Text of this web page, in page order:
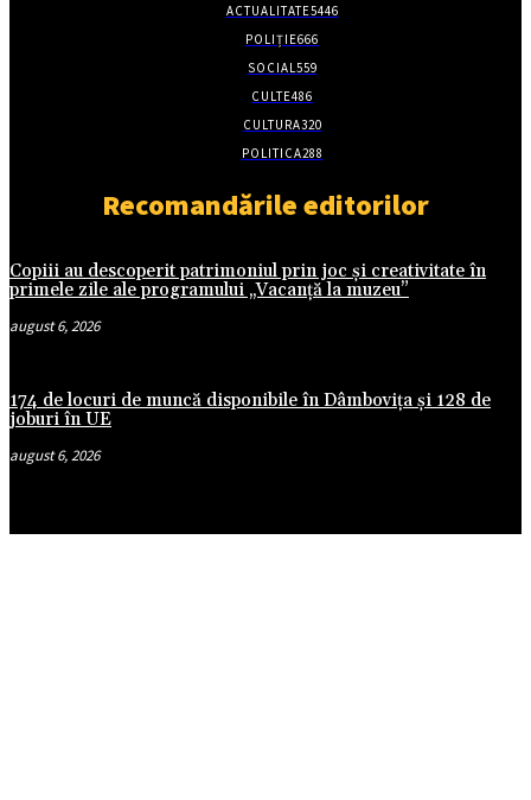
ACTUALITATE5446
POLIȚIE666
SOCIAL 559
CULTE486
CULTURA320
POLITICA288
Recomandările editorilor
Copiii au descoperit patrimoniul prin joc și creativitate în
primele zile ale programului „Vacanță la muzeu”
august 6, 2026
174 de locuri de muncă disponibile în Dâmbovița și 128 de
joburi în UE
august 6, 2026